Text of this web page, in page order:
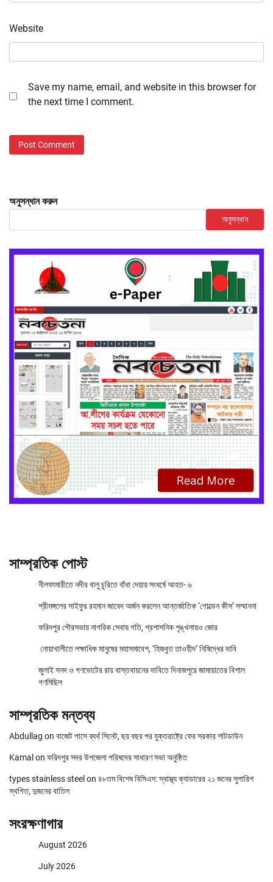
Website
Save my name, email, and website in this browser for
the next time I comment.
অনুসন্ধান করুন
অনুসন্ধান
সাম্প্রতিক পোস্ট
নীলফামারীতে নদীর বালু চুরিতে বাঁধা দেয়ায় সংঘর্ষে আহত- ৬
শ্রীমঙ্গলের সাইফুর রহমান জাবেদ অর্জন করলেন আন্তর্জাতিক ‘গোল্ডেন কীস’ সম্মাননা
ফরিদপুর পৌরসভায় নাগরিক সেবায় গতি, প্রশাসনিক শৃঙ্খলায়ও জোর
নোয়াখালীতে লক্ষাধিক মানুষের মহাসমাবেশ, ‘হিজবুত তাওহীদ’ নিষিদ্ধের দাবি
জুলাই সনদ ও গণভোটের রায় বাস্তবায়নের দাবিতে দিনাজপুরে জামায়াতের বিশাল
গণমিছিল
সাম্প্রতিক মন্তব্য
Abdullag on বাজেট পাসে ব্যর্থ সিনেট, ছয় বছর পর যুক্তরাষ্ট্রে ফের সরকার শাটডাউন
Kamal on ফরিদপুর সদর উপজেলা পরিষদের সাধারণ সভা অনুষ্ঠিত
types stainless steel on ৪৮তম বিশেষ বিসিএস: স্বাস্থ্য ক্যাডারের ২১ জনের সুপারিশ
স্থগিত, দুজনের বাতিল
সংরক্ষণাগার
August 2026
July 2026